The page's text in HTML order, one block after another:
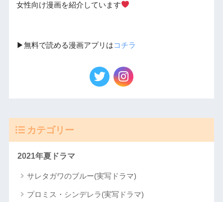
女性向け漫画を紹介しています
▶︎無料で読める漫画アプリはコチラ
カテゴリー
2021年夏ドラマ
サレタガワのブルー(実写ドラマ)
プロミス・シンデレラ(実写ドラマ)